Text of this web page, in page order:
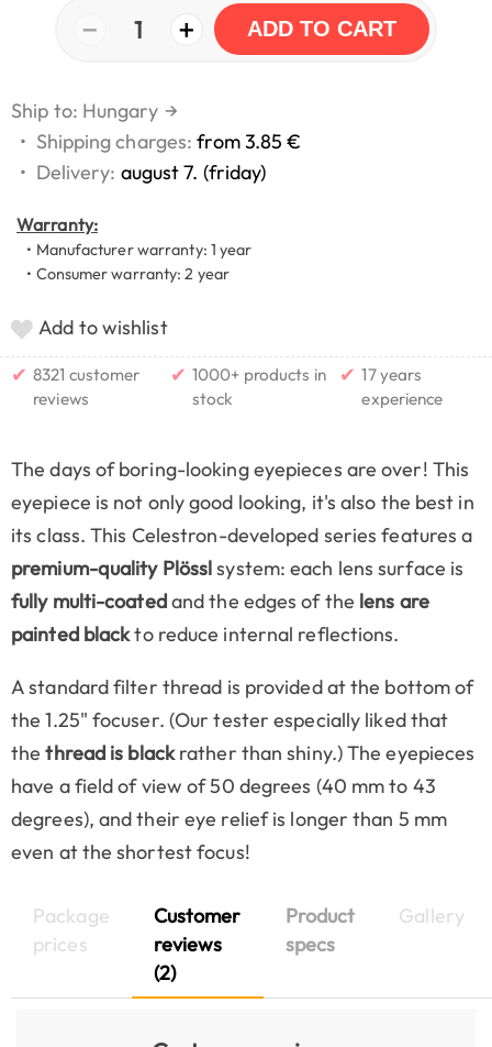
− 1 + ADD TO CART
Ship to: Hungary →
• Shipping charges:from 3.85 €
• Delivery: august 7. (friday)
Warranty:
• Manufacturer warranty: 1 year
• Consumer warranty: 2 year
Add to wishlist
✔ 8321 customer
reviews
✔ 1000+ products in
stock
✔ 17 years
experience
The days of boring-looking eyepieces are over! This
eyepiece is not only good looking, it's also the best in
its class. This Celestron-developed series features a
premium-quality Plösslsystem: each lens surface is
fully multi-coatedand the edges of the lens are
painted blackto reduce internal reflections.
A standard filter thread is provided at the bottom of
the 1.25" focuser. (Our tester especially liked that
thethread is blackrather than shiny.) The eyepieces
have a field of view of 50 degrees (40 mm to 43
degrees), and their eye relief is longer than 5 mm
even at the shortest focus!
Package
prices
Customer
reviews
(2)
Product
specs
Gallery